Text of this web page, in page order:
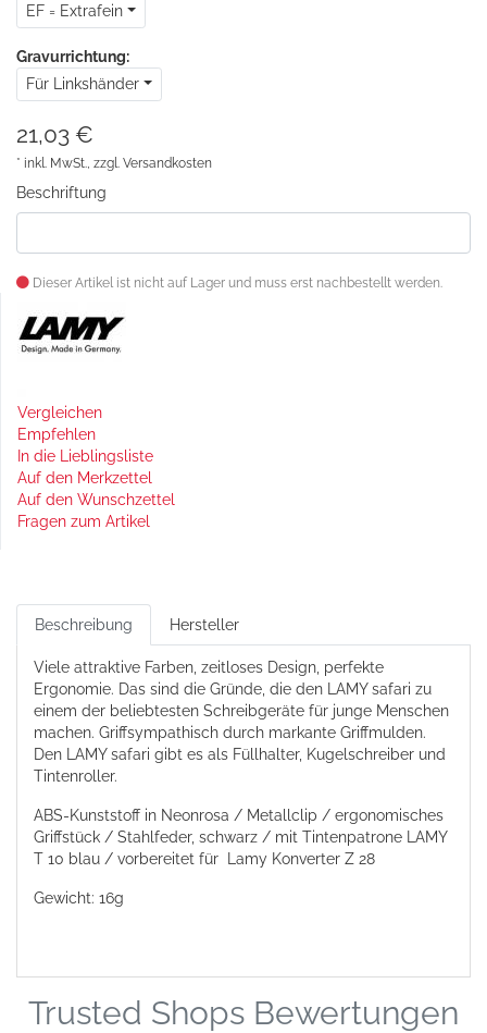
EF = Extrafein
Gravurrichtung:
Für Linkshänder
21,03 €
* inkl. MwSt., zzgl. Versandkosten
Beschriftung
Dieser Artikel ist nicht auf Lager und muss erst nachbestellt werden.
Vergleichen
Empfehlen
In die Lieblingsliste
Auf den Merkzettel
Auf den Wunschzettel
Fragen zum Artikel
Beschreibung Hersteller
Viele attraktive Farben, zeitloses Design, perfekte
Ergonomie. Das sind die Gründe, die den LAMY safari zu
einem der beliebtesten Schreibgeräte für junge Menschen
machen. Griffsympathisch durch markante Griffmulden.
Den LAMY safari gibt es als Füllhalter, Kugelschreiber und
Tintenroller.
ABS-Kunststoff in Neonrosa / Metallclip / ergonomisches
Griffstück / Stahlfeder, schwarz / mit Tintenpatrone LAMY
T 10 blau / vorbereitet für Lamy Konverter Z 28
Gewicht: 16g
Trusted Shops Bewertungen